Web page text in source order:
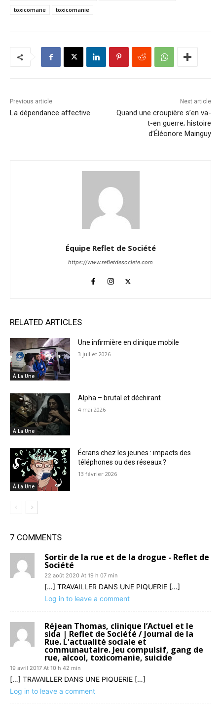
toxicomane
toxicomanie
Previous article
La dépendance affective
Next article
Quand une croupière s’en va-
t-en guerre; histoire
d’Éléonore Mainguy
Équipe Reflet de Société
https://www.refletdesociete.com
RELATED ARTICLES
À La Une
Une infirmière en clinique mobile
3 juillet 2026
À La Une
Alpha – brutal et déchirant
4 mai 2026
À La Une
Écrans chez les jeunes : impacts des
téléphones ou des réseaux ?
13 février 2026
7 COMMENTS
Sortir de la rue et de la drogue - Reflet de
Société
22 août 2020 At 19 h 07 min
[…] TRAVAILLER DANS UNE PIQUERIE […]
Log in to leave a comment
Réjean Thomas, clinique l’Actuel et le
sida | Reflet de Société / Journal de la
Rue. L'actualité sociale et
communautaire. Jeu compulsif, gang de
rue, alcool, toxicomanie, suicide
19 avril 2017 At 10 h 42 min
[…] TRAVAILLER DANS UNE PIQUERIE […]
Log in to leave a comment